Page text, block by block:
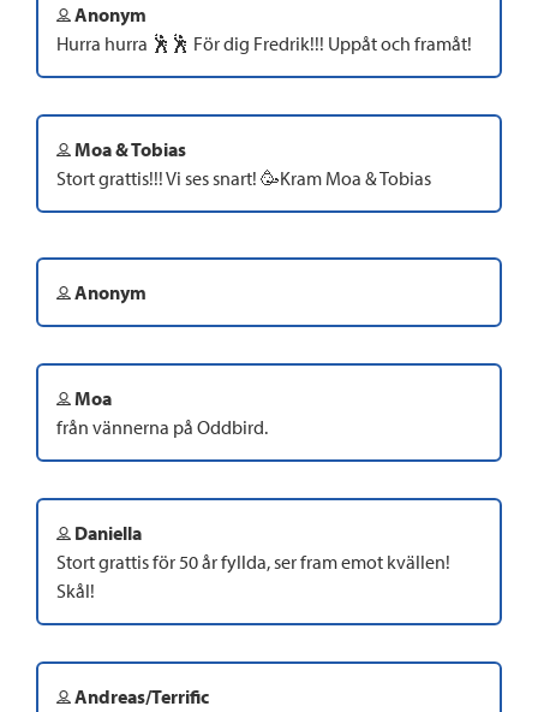
Anonym
Hurra hurra 🕺🕺 För dig Fredrik!!! Uppåt och framåt!
Moa & Tobias
Stort grattis!!! Vi ses snart! 🥳Kram Moa & Tobias
Anonym
Moa
från vännerna på Oddbird.
Daniella
Stort grattis för 50 år fyllda, ser fram emot kvällen!
Skål!
Andreas/Terrific